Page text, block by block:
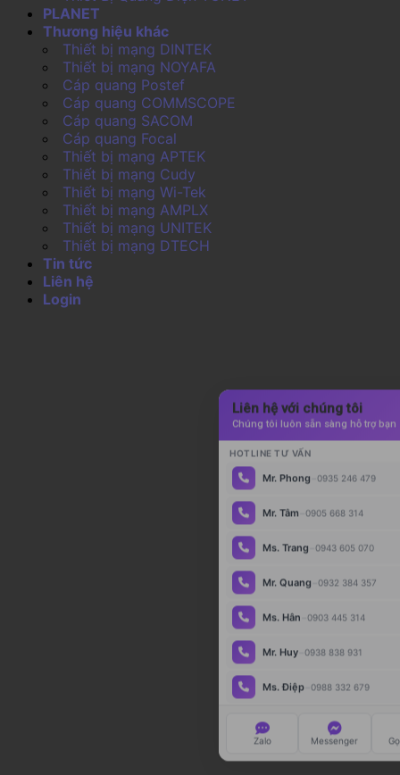
Liên hệ với chúng tôi
Chúng tôi luôn sẵn sàng hỗ trợ bạn
HOTLINE TƯ VẤN
Mr. Phong 0935 246 479
Mr. Tâm 0905 668 314
Ms. Trang 0943 605 070
Mr. Quang 0932 384 357
Ms. Hân 0903 445 314
Mr. Huy 0938 838 931
Ms. Điệp 0988 332 679
Zalo Messenger
PLANET
Thương hiệu khác
Thiết bị mạng DINTEK
Thiết bị mạng NOYAFA
Cáp quang Postef
Cáp quang COMMSCOPE
Cáp quang SACOM
Cáp quang Focal
Thiết bị mạng APTEK
Thiết bị mạng Cudy
Thiết bị mạng Wi-Tek
Thiết bị mạng AMPLX
Thiết bị mạng UNITEK
Thiết bị mạng DTECH
Tin tức
Liên hệ
Login